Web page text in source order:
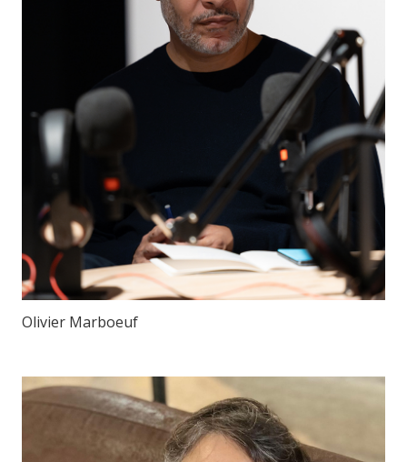
Olivier Marboeuf